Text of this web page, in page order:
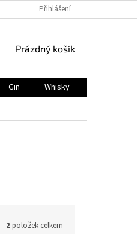
Přihlášení
NÁKUPNÍ
Prázdný košík
Gin Whisky
2položek celkem